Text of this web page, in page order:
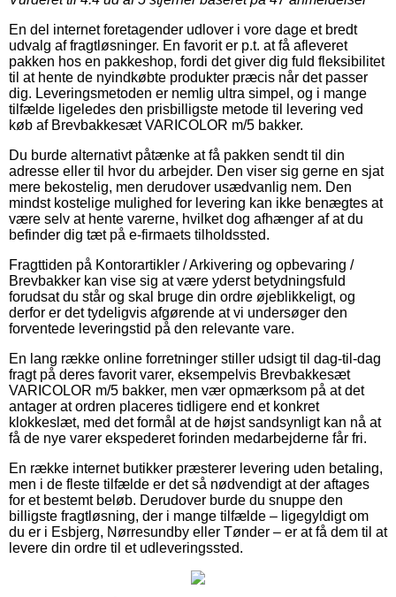
En del internet foretagender udlover i vore dage et bredt
udvalg af fragtløsninger. En favorit er p.t. at få afleveret
pakken hos en pakkeshop, fordi det giver dig fuld fleksibilitet
til at hente de nyindkøbte produkter præcis når det passer
dig. Leveringsmetoden er nemlig ultra simpel, og i mange
tilfælde ligeledes den prisbilligste metode til levering ved
køb af Brevbakkesæt VARICOLOR m/5 bakker.
Du burde alternativt påtænke at få pakken sendt til din
adresse eller til hvor du arbejder. Den viser sig gerne en sjat
mere bekostelig, men derudover usædvanlig nem. Den
mindst kostelige mulighed for levering kan ikke benægtes at
være selv at hente varerne, hvilket dog afhænger af at du
befinder dig tæt på e-firmaets tilholdssted.
Fragttiden på Kontorartikler / Arkivering og opbevaring /
Brevbakker kan vise sig at være yderst betydningsfuld
forudsat du står og skal bruge din ordre øjeblikkeligt, og
derfor er det tydeligvis afgørende at vi undersøger den
forventede leveringstid på den relevante vare.
En lang række online forretninger stiller udsigt til dag-til-dag
fragt på deres favorit varer, eksempelvis Brevbakkesæt
VARICOLOR m/5 bakker, men vær opmærksom på at det
antager at ordren placeres tidligere end et konkret
klokkeslæt, med det formål at de højst sandsynligt kan nå at
få de nye varer ekspederet forinden medarbejderne får fri.
En række internet butikker præsterer levering uden betaling,
men i de fleste tilfælde er det så nødvendigt at der aftages
for et bestemt beløb. Derudover burde du snuppe den
billigste fragtløsning, der i mange tilfælde – ligegyldigt om
du er i Esbjerg, Nørresundby eller Tønder – er at få dem til at
levere din ordre til et udleveringssted.